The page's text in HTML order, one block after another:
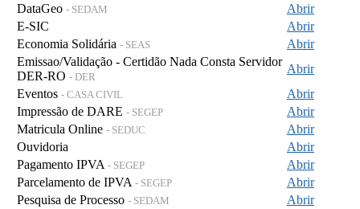
DataGeo - SEDAM
Abrir
E-SIC
Abrir
Economia Solidária - SEAS
Abrir
Emissao/Validação - Certidão Nada Consta Servidor
DER-RO - DER
Abrir
Eventos - CASA CIVIL
Abrir
Impressão de DARE - SEGEP
Abrir
Matricula Online - SEDUC
Abrir
Ouvidoria
Abrir
Pagamento IPVA - SEGEP
Abrir
Parcelamento de IPVA - SEGEP
Abrir
Pesquisa de Processo - SEDAM
Abrir